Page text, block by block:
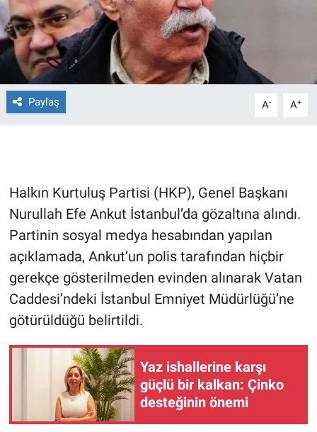
Paylaş A- A+
Halkın Kurtuluş Partisi (HKP), Genel Başkanı
Nurullah Efe Ankut İstanbul’da gözaltına alındı.
Partinin sosyal medya hesabından yapılan
açıklamada, Ankut’un polis tarafından hiçbir
gerekçe gösterilmeden evinden alınarak Vatan
Caddesi’ndeki İstanbul Emniyet Müdürlüğü’ne
götürüldüğü belirtildi.
Yaz ishallerine karşı
güçlü bir kalkan: Çinko
desteğinin önemi
Gerçeğin İzinde
Gün Başlıyor
Gün Bitiyor
Günün görüntüsü
Haber
İlan
Koronavirüs
Kültür Sanat
Ne demişti